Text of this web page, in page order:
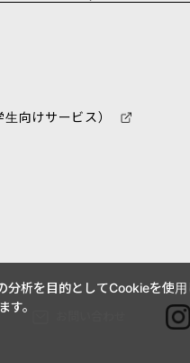
向けサービス）
析を目的としてCookieを使用
。